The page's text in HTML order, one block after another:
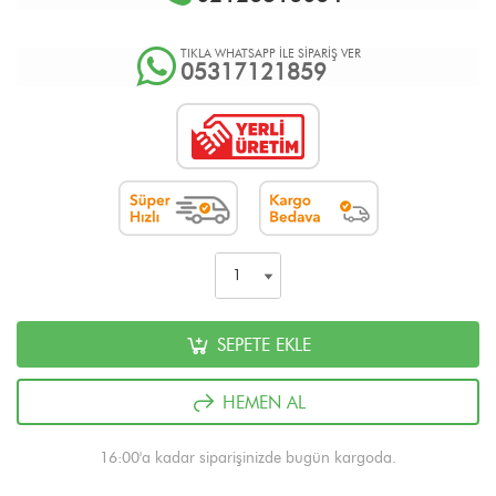
TIKLA WHATSAPP İLE SİPARİŞ VER
05317121859
SEPETE EKLE
HEMEN AL
16:00'a kadar siparişinizde bugün kargoda.